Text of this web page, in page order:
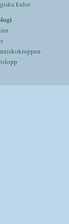
kulor